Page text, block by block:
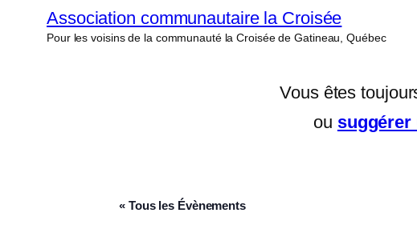
Association communautaire la Croisée
Pour les voisins de la communauté la Croisée de Gatineau, Québec
Vous êtes
ou suggérer
« Tous les Évènements